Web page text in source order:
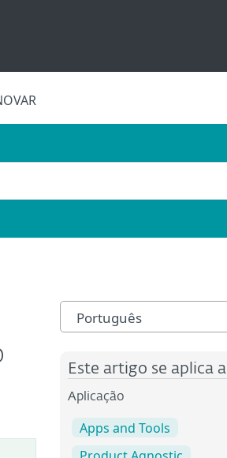
Português
Este artigo se aplica a
Aplicação
Apps and Tools